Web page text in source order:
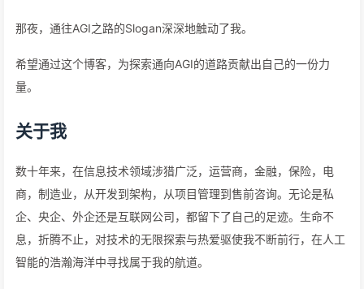
那夜，通往AGI之路的Slogan深深地触动了我。
希望通过这个博客，为探索通向AGI的道路贡献出自己的一份力
量。
关于我
数十年来，在信息技术领域涉猎广泛，运营商，金融，保险，电
商，制造业，从开发到架构，从项目管理到售前咨询。无论是私
企、央企、外企还是互联网公司，都留下了自己的足迹。生命不
息，折腾不止，对技术的无限探索与热爱驱使我不断前行，在人工
智能的浩瀚海洋中寻找属于我的航道。